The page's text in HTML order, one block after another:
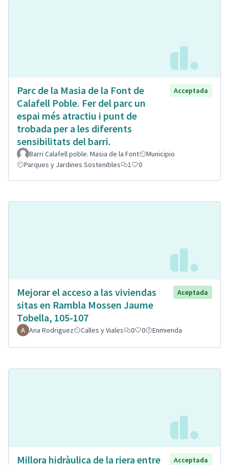
Parc de la Masia de la Font de
Calafell Poble. Fer del parc un
espai més atractiu i punt de
trobada per a les diferents
sensibilitats del barri.
Acceptada
Barri Calafell poble. Masia de la Font
Municipio
Parques y Jardines Sostenibles
1 0
Mejorar el acceso a las viviendas
sitas en Rambla Mossen Jaume
Tobella, 105-107
Aceptada
Ana Rodriguez Calles y Viales 0 0 Enmienda
Millora hidràulica de la riera entre Acceptada